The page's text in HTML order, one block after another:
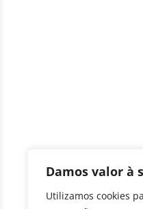
Damos valor à
Utilizamos cookies